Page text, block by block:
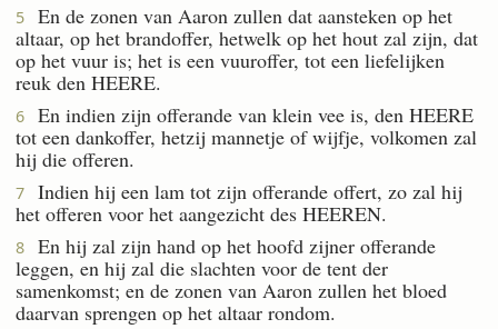
5
En de zonen van Aaron zullen dat aansteken op het
altaar, op het brandoffer, hetwelk op het hout zal zijn, dat
op het vuur is; het is een vuuroffer, tot een liefelijken
reuk den HEERE.
6
En indien zijn offerande van klein vee is, den HEERE
tot een dankoffer, hetzij mannetje of wijfje, volkomen zal
hij die offeren.
7
Indien hij een lam tot zijn offerande offert, zo zal hij
het offeren voor het aangezicht des HEEREN.
8
En hij zal zijn hand op het hoofd zijner offerande
leggen, en hij zal die slachten voor de tent der
samenkomst; en de zonen van Aaron zullen het bloed
daarvan sprengen op het altaar rondom.